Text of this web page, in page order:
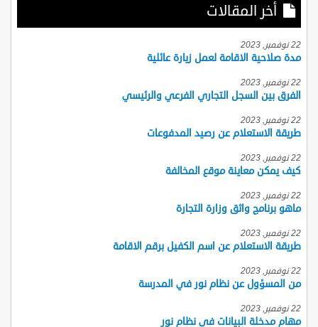
أخر المقالات
22 نوفمبر, 2023
مدة صلاحية الاقامة لعمل زيارة عائلية
22 نوفمبر, 2023
الفرق بين السجل التجاري الفرعي والرئيسي
22 نوفمبر, 2023
طريقة الاستعلام عن رصيد المدفوعات
22 نوفمبر, 2023
كيف يمكن معاينة موقع المخالفة
22 نوفمبر, 2023
ماهو برنامج واثق وزارة التجارة
22 نوفمبر, 2023
طريقة الاستعلام عن اسم الكفيل برقم الاقامة
22 نوفمبر, 2023
من المسؤول عن نظام نور في المدرسة
22 نوفمبر, 2023
مهام مدخلة البيانات في نظام نور